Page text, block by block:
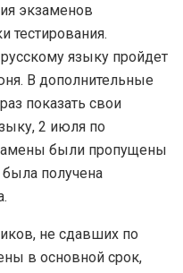
экзаменов
тестирования.
языку пройдет
В дополнительные
показать свои
2 июля по
были пропущены
получена
не сдавших по
в основной срок,